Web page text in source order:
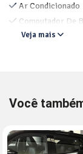
Ar Condicionado
Computador De
Veja mais
Você